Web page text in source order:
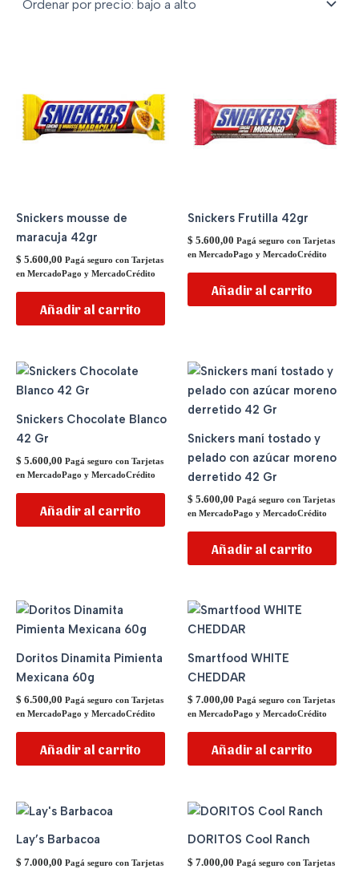
Snickers mousse de
maracuja 42gr
$ 5.600,00 Pagá seguro con Tarjetas
en MercadoPago y MercadoCrédito
Añadir al carrito
Snickers Frutilla 42gr
$ 5.600,00 Pagá seguro con Tarjetas
en MercadoPago y MercadoCrédito
Añadir al carrito
Snickers Chocolate Blanco
42 Gr
$ 5.600,00 Pagá seguro con Tarjetas
en MercadoPago y MercadoCrédito
Añadir al carrito
Snickers maní tostado y
pelado con azúcar moreno
derretido 42 Gr
$ 5.600,00 Pagá seguro con Tarjetas
en MercadoPago y MercadoCrédito
Añadir al carrito
Doritos Dinamita Pimienta
Mexicana 60g
$ 6.500,00 Pagá seguro con Tarjetas
en MercadoPago y MercadoCrédito
Añadir al carrito
Smartfood WHITE
CHEDDAR
$ 7.000,00 Pagá seguro con Tarjetas
en MercadoPago y MercadoCrédito
Añadir al carrito
Lay’s Barbacoa
$ 7.000,00 Pagá seguro con Tarjetas
DORITOS Cool Ranch
$ 7.000,00 Pagá seguro con Tarjetas